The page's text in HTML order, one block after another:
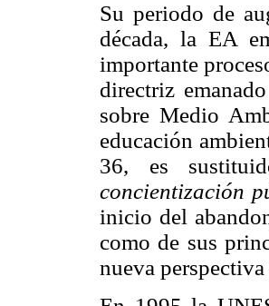
Su periodo de
década, la EA
importante
directriz
sobre Medio
educación
36, es
concientización
inicio del
como de sus
nueva